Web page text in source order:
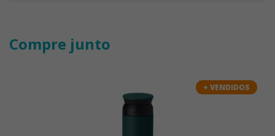
Silk Mesa Corrida:
superfícies planas ou levemente curvas. Oferece
excelente cobertura, cores vivas e alta durabilidade,
sendo ideal para logotipos e artes em uma ou mais
Compre junto
+ VENDIDOS